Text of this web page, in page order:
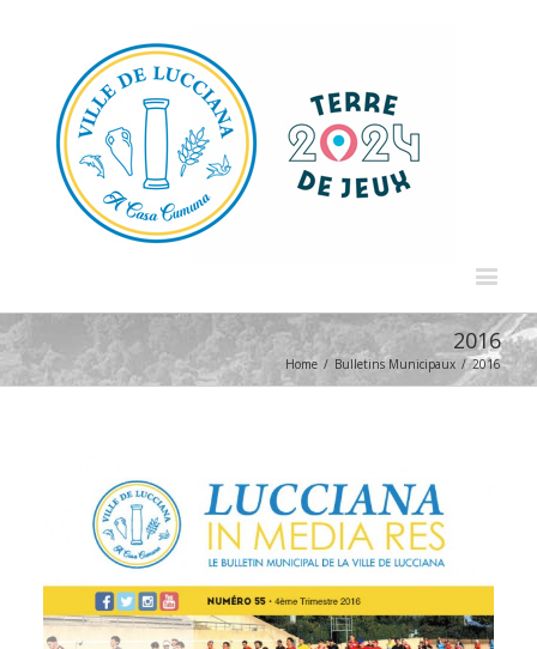
2016
Home / Bulletins Municipaux / 2016